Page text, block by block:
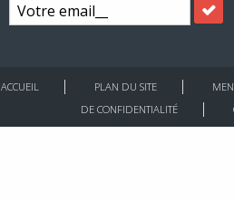
ACCUEIL PLAN DU SITE
DE CONFIDENTIALITÉ